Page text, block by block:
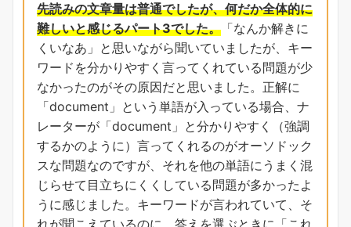
先読みの文章量は普通でしたが、何だか全体的に
難しいと感じるパート3でした。 「なんか解きに
くいなあ」と思いながら聞いていましたが、キー
ワードを分かりやすく言ってくれている問題が少
なかったのがその原因だと思いました。正解に
「document」という単語が入っている場合、ナ
レーターが「document」と分かりやすく（強調
するかのように）言ってくれるのがオーソドック
スな問題なのですが、それを他の単語にうまく混
じらせて目立ちにくくしている問題が多かったよ
うに感じました。キーワードが言われていて、そ